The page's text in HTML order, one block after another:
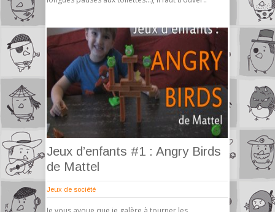
Jeux d’enfants #1 : Angry Birds
de Mattel
Jeux de société